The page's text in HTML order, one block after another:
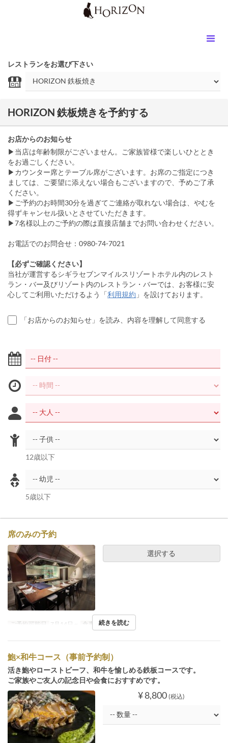
レストランをお選び下さい
HORIZON 鉄板焼きを予約する
お店からのお知らせ
▶当店は年齢制限がございません。ご家族皆様で楽しいひととき
をお過ごしください。
▶カウンター席とテーブル席がございます。お席のご指定につき
ましては、ご要望に添えない場合もございますので、予めご了承
ください。
▶ご予約のお時間30分を過ぎてご連絡が取れない場合は、やむを
得ずキャンセル扱いとさせていただきます。
▶7名様以上のご予約の際は直接店舗までお問い合わせください。
お電話でのお問合せ：0980-74-7021
【必ずご確認ください】
当社が運営するシギラセブンマイルスリゾートホテル内のレスト
ラン・バー及びリゾート内のレストラン・バーでは、お客様に安
心してご利用いただけるよう「利用規約 」を設けております。
「お店からのお知らせ」を読み、内容を理解して同意する
12歳以下
5歳以下
席のみの予約
選択する
ご予約可能日 7月14日 ~ 食事時間 ディナー
続きを読む
鮑×和牛コース（事前予約制）
活き鮑やローストビーフ、和牛を愉しめる鉄板コースです。
ご家族やご友人の記念日や会食におすすめです。
¥ 8,800 (税込)